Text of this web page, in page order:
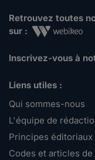
Retrouvez toutes
sur :
Inscrivez-vous à
Liens utiles :
Qui sommes-nous
L'équipe de
Principes éditoriaux
Codes et articles de